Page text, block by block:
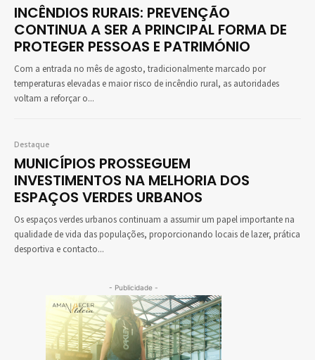
INCÊNDIOS RURAIS: PREVENÇÃO
CONTINUA A SER A PRINCIPAL FORMA DE
PROTEGER PESSOAS E PATRIMÓNIO
Com a entrada no mês de agosto, tradicionalmente marcado por
temperaturas elevadas e maior risco de incêndio rural, as autoridades
voltam a reforçar o...
Destaque
MUNICÍPIOS PROSSEGUEM
INVESTIMENTOS NA MELHORIA DOS
ESPAÇOS VERDES URBANOS
Os espaços verdes urbanos continuam a assumir um papel importante na
qualidade de vida das populações, proporcionando locais de lazer, prática
desportiva e contacto...
- Publicidade -